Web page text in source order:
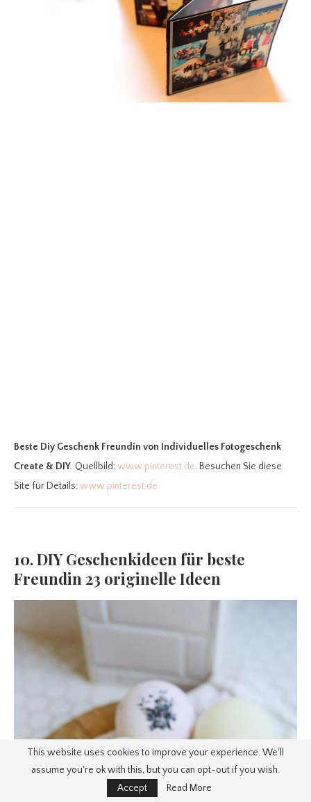
Beste Diy Geschenk Freundin von Individuelles Fotogeschenk
Create & DIY. Quellbild:www.pinterest.de. Besuchen Sie diese
Site für Details:www.pinterest.de
10. DIY Geschenkideen für beste
Freundin 23 originelle Ideen
This website uses cookies to improve your experience. We'll
assume you're ok with this, but you can opt-out if you wish.
Accept
Read More